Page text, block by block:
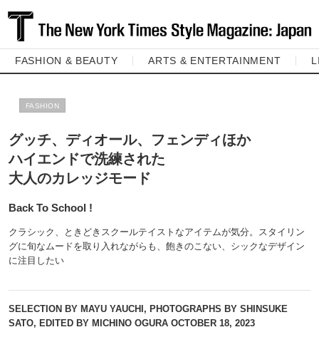
FASHION & BEAUTY ARTS & ENTERTAINMENT
FASHION
グッチ、ディオール、フェンディほか
ハイエンドで洗練された
大人のカレッジモード
Back To School !
クラシック、ときどきスクールテイストなアイテムが気分。スタイリン
グに旬なムードを取り入れながらも、飽きのこない、シックなデザイン
に注目したい
SELECTION BY MAYU YAUCHI, PHOTOGRAPHS BY SHINSUKE
SATO, EDITED BY MICHINO OGURA OCTOBER 18, 2023